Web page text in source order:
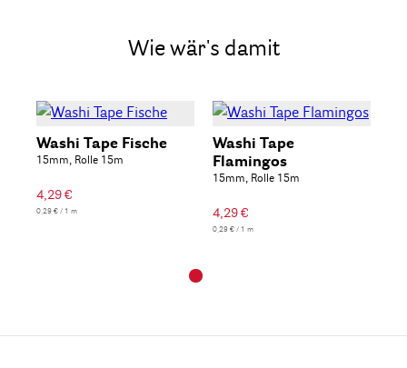
Wie wär's damit
Washi Tape Fische
15mm, Rolle 15m
4,29 €
0,29 € / 1 m
Washi Tape
Flamingos
15mm, Rolle 15m
4,29 €
0,29 € / 1 m